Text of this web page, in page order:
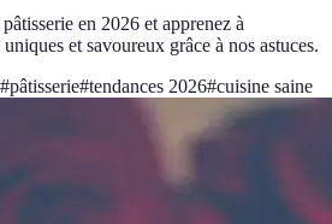
en 2026 et apprenez à
et savoureux grâce à nos astuces.
#pâtisserie#tendances 2026#cuisine saine